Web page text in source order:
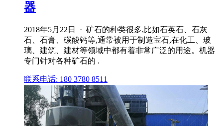
器
2018年5月22日 · 矿石的种类很多,比如石英石、石灰
石、石膏、碳酸钙等,通常被用于制造宝石,在化工、玻
璃、建筑、建材等领域中都有着非常广泛的用途。机器
专门针对各种矿石的 .
联系电话: 180 3780 8511